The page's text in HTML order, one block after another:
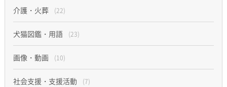
介護・火葬 (22)
犬猫図鑑・用語 (23)
画像・動画 (10)
社会支援・支援活動 (7)